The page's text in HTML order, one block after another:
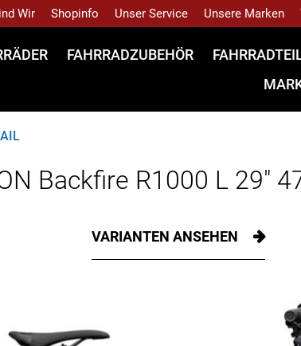
Wir Shopinfo Unser Service Unsere Marken
FAHRRADZUBEHÖR
Backfire R1000 L 29"
VARIANTEN ANSEHEN